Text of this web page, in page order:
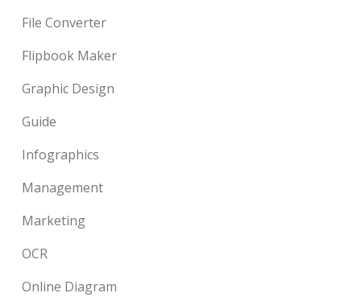
File Converter
Flipbook Maker
Graphic Design
Guide
Infographics
Management
Marketing
OCR
Online Diagram